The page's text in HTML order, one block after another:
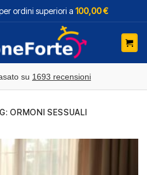
ordini superiori a 100,00 €
su 1693 recensioni
ORMONI SESSUALI